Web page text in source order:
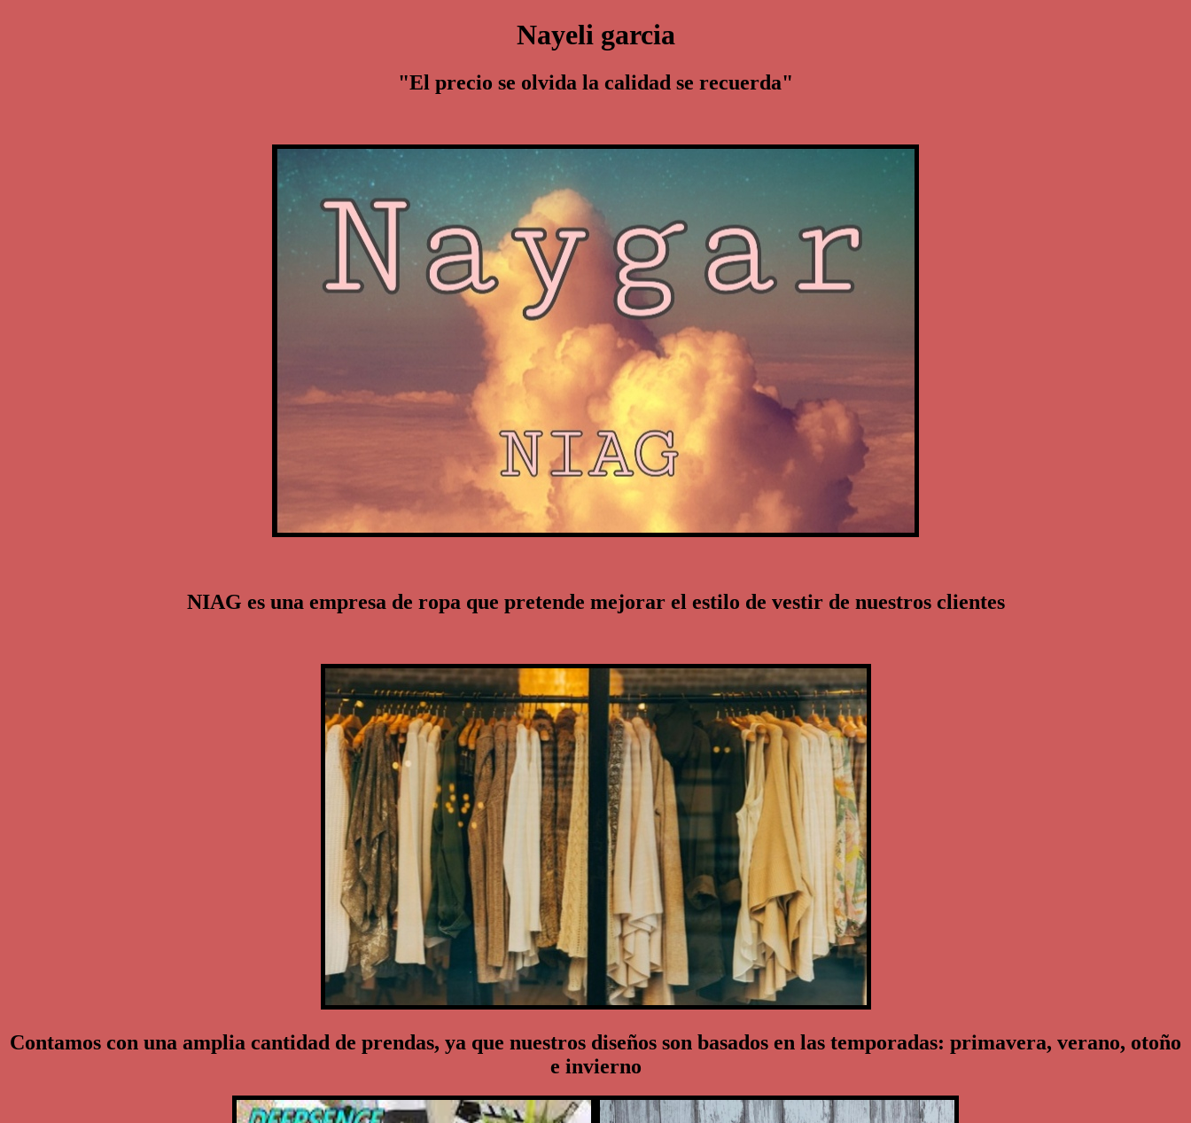
Nayeli garcia
"El precio se olvida la calidad se recuerda"
NIAG es una empresa de ropa que pretende mejorar el estilo de vestir de nuestros clientes
Contamos con una amplia cantidad de prendas, ya que nuestros diseños son basados en las temporadas: primavera, verano, otoño
e invierno